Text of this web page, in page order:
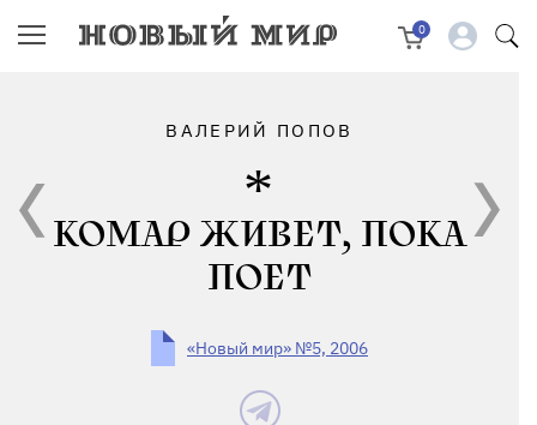
0
ВАЛЕРИЙ ПОПОВ
КОМАР ЖИВЕТ, ПОКА
ПОЕТ
«Новый мир» №5, 2006